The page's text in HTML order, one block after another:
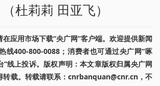
杜莉莉 田亚飞）
应用市场下载“央广网”客户端。欢迎提供新闻
线400-800-0088；消费者也可通过央广网“啄
”线上投诉。版权声明：本文章版权归属央广网
转载。转载请联系：cnrbanquan@cnr.cn，不